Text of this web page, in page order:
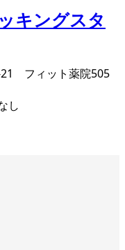
21 フィット薬院505
し